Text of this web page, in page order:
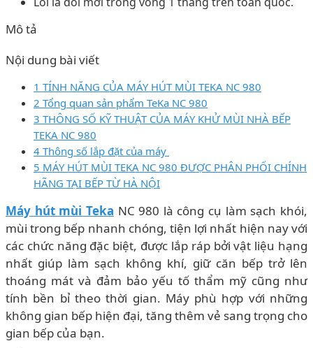
Mô tả
Nội dung bài viết
1 TÍNH NĂNG CỦA MÁY HÚT MÙI TEKA NC 980
2 Tổng quan sản phẩm TeKa NC 980
3 THÔNG SỐ KỸ THUẬT CỦA MÁY KHỬ MÙI NHÀ BẾP
TEKA NC 980
4 Thông số lắp đặt của máy
5 MÁY HÚT MÙI TEKA NC 980 ĐƯỢC PHÂN PHỐI CHÍNH
HÃNG TẠI BẾP TỪ HÀ NỘI
Máy hút mùi Teka NC 980 là công cụ làm sạch khói,
mùi trong bếp nhanh chóng, tiện lợi nhất hiện nay với
các chức năng đặc biệt, được lắp ráp bởi vật liệu hạng
nhất giúp làm sạch không khí, giữ căn bếp trở lên
thoáng mát và đảm bảo yếu tố thẩm mỹ cũng như
tính bền bỉ theo thời gian. Máy phù hợp với những
không gian bếp hiện đại, tăng thêm vẻ sang trọng cho
gian bếp của bạn.